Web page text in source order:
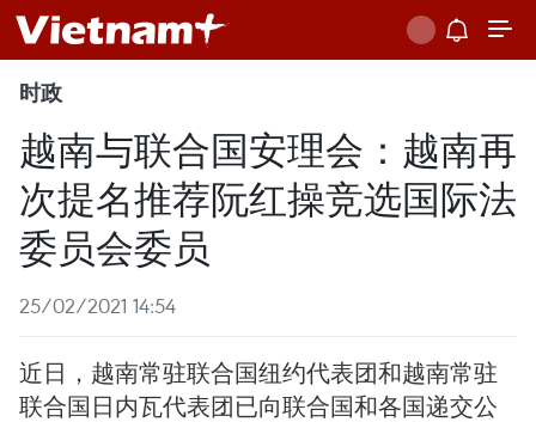
时政
越南与联合国安理会：越南再
次提名推荐阮红操竞选国际法
委员会委员
25/02/2021 14:54
近日，越南常驻联合国纽约代表团和越南常驻
联合国日内瓦代表团已向联合国和各国递交公